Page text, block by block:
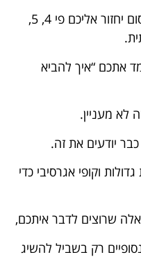
שכל שקל שאתם משקיעים בפרסום יחזור אליכם פי 4, 5,
אתכם “איך להביא
לא מעניין.
יודעים את זה.
וקופי אגרסיבי כדי
שרוצים לדבר איתכם,
רק בשביל להשיג